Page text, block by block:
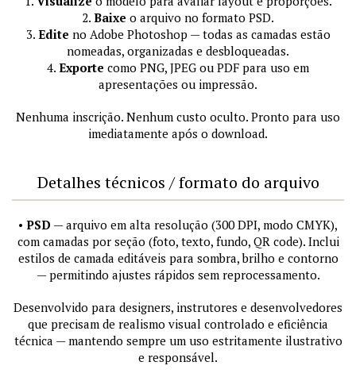
2. Baixe o arquivo no formato PSD.
3. Edite no Adobe Photoshop — todas as camadas estão
nomeadas, organizadas e desbloqueadas.
4. Exporte como PNG, JPEG ou PDF para uso em
apresentações ou impressão.
Nenhuma inscrição. Nenhum custo oculto. Pronto para uso
imediatamente após o download.
Detalhes técnicos / formato do arquivo
• PSD — arquivo em alta resolução (300 DPI, modo CMYK),
com camadas por seção (foto, texto, fundo, QR code). Inclui
estilos de camada editáveis para sombra, brilho e contorno
— permitindo ajustes rápidos sem reprocessamento.
Desenvolvido para designers, instrutores e desenvolvedores
que precisam de realismo visual controlado e eficiência
técnica — mantendo sempre um uso estritamente ilustrativo
e responsável.